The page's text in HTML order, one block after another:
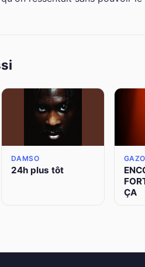
DAMSO
24h plus tôt
GAZO
ÇA